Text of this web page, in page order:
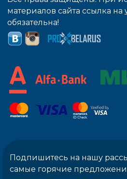
материалов сайта ссылка на
обязательна!
Подпишитесь на нашу
самые горячие